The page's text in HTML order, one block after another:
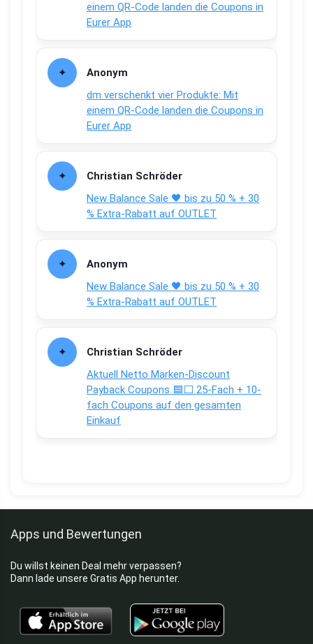
einem QR-Code landen die Coupons in
Eurer App
Anonym
dm verschenkt vier Produkte: Mit
einem QR-Code landen die Coupons in
Eurer App
Christian Schröder
New Balance Sale 🖤 bis zu 50 % + 30
% Extra-Rabatt auf OUTLET
Anonym
New Balance Sale 🖤 bis zu 50 % + 30
% Extra-Rabatt auf OUTLET
Christian Schröder
Aktuell Netto Marken-Discount
Payback Coupons 🟦⬜ 25-Fach + 10-
fach Coupons auf den gesamten
Einkauf
Apps und Bewertungen
Du willst keinen Deal mehr verpassen?
Dann lade unsere Gratis App herunter.